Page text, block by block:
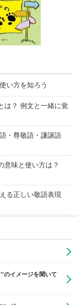
い方を知ろう
は？ 例文と一緒に覚
・尊敬語・謙譲語
意味と使い方は？
る正しい敬語表現
イメージを聞いて